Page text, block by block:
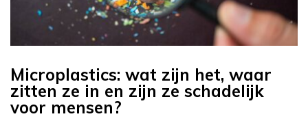
Microplastics: wat zijn het, waar
zitten ze in en zijn ze schadelijk
voor mensen?